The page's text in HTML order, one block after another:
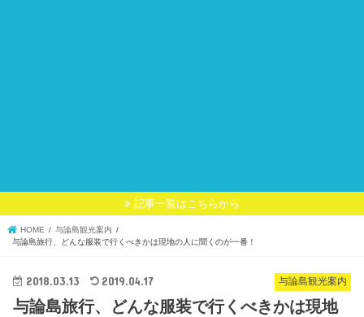
記事一覧はこちらから
HOME
与論島観光案内
与論島旅行、どんな服装で行くべきかは現地の人に聞くのが一番！
与論島観光案内
2018.03.13 2019.04.17
与論島旅行、どんな服装で行くべきかは現地